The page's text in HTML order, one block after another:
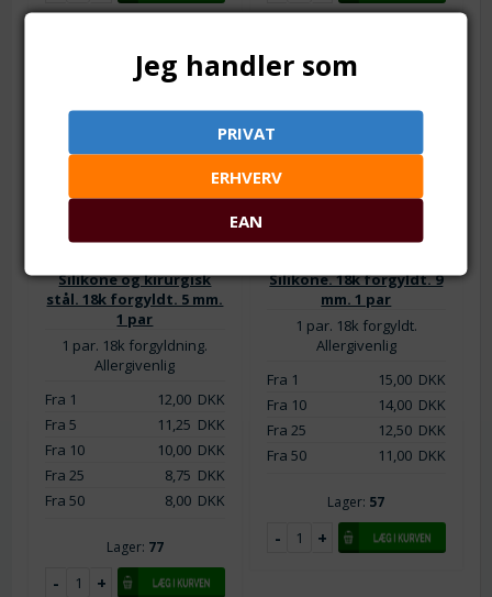
Varenr.: ss0604
Silikone og kirurgisk
stål. 18k forgyldt. 5 mm.
1 par
1 par. 18k forgyldning.
Allergivenlig
Fra 1
12,00DKK
Fra 5
11,25 DKK
Fra 10
10,00DKK
Fra 25
8,75 DKK
Fra 50
8,00DKK
Lager: 77
Varenr.: ss0598
Silikone. 18k forgyldt. 9
mm. 1 par
1 par. 18k forgyldt.
Allergivenlig
Fra 1
15,00 DKK
Fra 10
14,00 DKK
Fra 25
12,50 DKK
Fra 50
11,00 DKK
Lager: 57
Jeg handler som
PRIVAT
ERHVERV
EAN